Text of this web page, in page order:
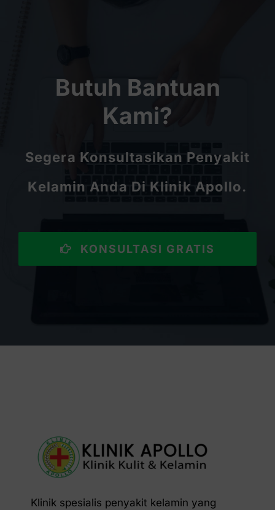
Butuh Bantuan
Kami?
Segera Konsultasikan Penyakit
Kelamin Anda Di Klinik Apollo.
KONSULTASI GRATIS
Klinik spesialis penyakit kelamin yang